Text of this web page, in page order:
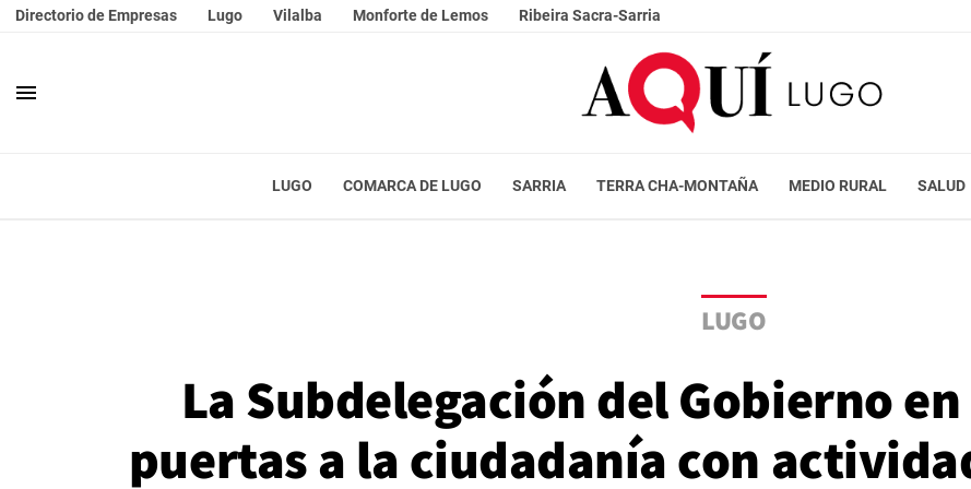
Directorio de Empresas Lugo Vilalba Monforte de Lemos Ribeira Sacra-Sarria
menu
LUGO COMARCA DE LUGO SARRIA TERRA CHA-MONTAÑA MEDIO RURAL SALUD
LUGO
La Subdelegación del Gobierno
puertas a la ciudadanía con